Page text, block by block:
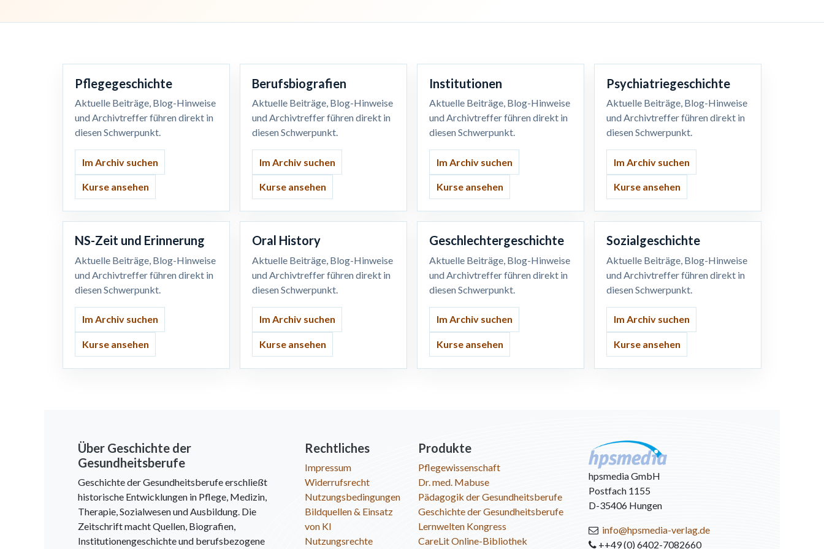
Pflegegeschichte
Aktuelle Beiträge, Blog-Hinweise
und Archivtreffer führen direkt in
diesen Schwerpunkt.
Im Archiv suchen
Kurse ansehen
Berufsbiografien
Aktuelle Beiträge, Blog-Hinweise
und Archivtreffer führen direkt in
diesen Schwerpunkt.
Im Archiv suchen
Kurse ansehen
Institutionen
Aktuelle Beiträge, Blog-Hinweise
und Archivtreffer führen direkt in
diesen Schwerpunkt.
Im Archiv suchen
Kurse ansehen
Psychiatriegeschichte
Aktuelle Beiträge, Blog-Hinweise
und Archivtreffer führen direkt in
diesen Schwerpunkt.
Im Archiv suchen
Kurse ansehen
NS-Zeit und Erinnerung
Aktuelle Beiträge, Blog-Hinweise
und Archivtreffer führen direkt in
diesen Schwerpunkt.
Im Archiv suchen
Kurse ansehen
Oral History
Aktuelle Beiträge, Blog-Hinweise
und Archivtreffer führen direkt in
diesen Schwerpunkt.
Im Archiv suchen
Kurse ansehen
Geschlechtergeschichte
Aktuelle Beiträge, Blog-Hinweise
und Archivtreffer führen direkt in
diesen Schwerpunkt.
Im Archiv suchen
Kurse ansehen
Sozialgeschichte
Aktuelle Beiträge, Blog-Hinweise
und Archivtreffer führen direkt in
diesen Schwerpunkt.
Im Archiv suchen
Kurse ansehen
Über Geschichte der
Gesundheitsberufe
Geschichte der Gesundheitsberufe erschließt
historische Entwicklungen in Pflege, Medizin,
Therapie, Sozialwesen und Ausbildung. Die
Zeitschrift macht Quellen, Biografien,
Institutionengeschichte und berufsbezogene
Rechtliches
Impressum
Widerrufsrecht
Nutzungsbedingungen
Bildquellen & Einsatz
von KI
Nutzungsrechte
Produkte
Pflegewissenschaft
Dr. med. Mabuse
Pädagogik der Gesundheitsberufe
Geschichte der Gesundheitsberufe
Lernwelten Kongress
CareLit Online-Bibliothek
hpsmedia GmbH
Postfach 1155
D-35406 Hungen
info@hpsmedia-verlag.de
++49 (0) 6402-7082660